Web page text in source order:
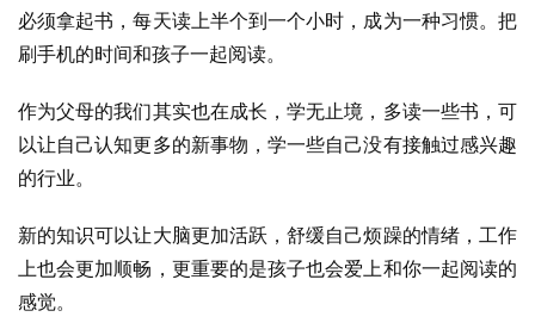
必须拿起书，每天读上半个到一个小时，成为一种习惯。把
刷手机的时间和孩子一起阅读。
作为父母的我们其实也在成长，学无止境，多读一些书，可
以让自己认知更多的新事物，学一些自己没有接触过感兴趣
的行业。
新的知识可以让大脑更加活跃，舒缓自己烦躁的情绪，工作
上也会更加顺畅，更重要的是孩子也会爱上和你一起阅读的
感觉。